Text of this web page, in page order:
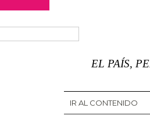
EL PAÍS,
IR AL CONTENIDO